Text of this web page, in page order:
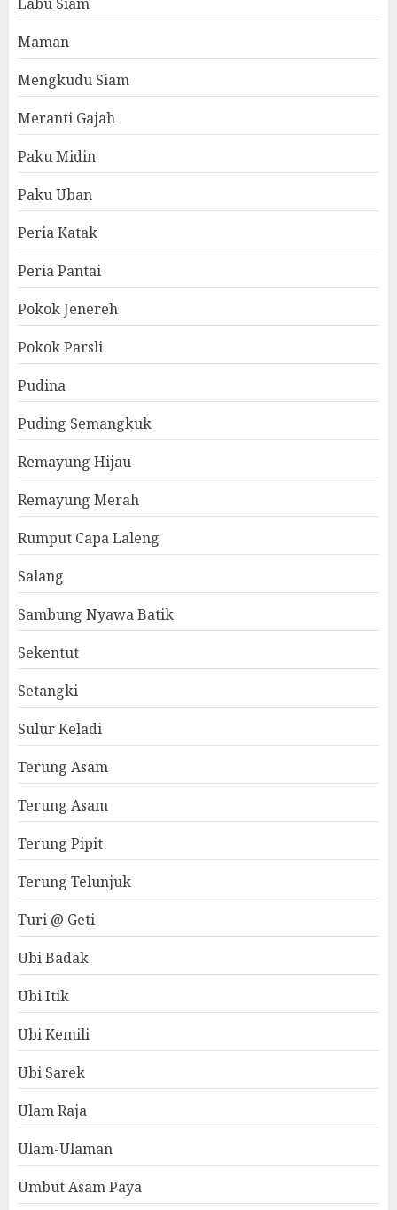
Maman
Mengkudu Siam
Meranti Gajah
Paku Midin
Paku Uban
Peria Katak
Peria Pantai
Pokok Jenereh
Pokok Parsli
Pudina
Puding Semangkuk
Remayung Hijau
Remayung Merah
Rumput Capa Laleng
Salang
Sambung Nyawa Batik
Sekentut
Setangki
Sulur Keladi
Terung Asam
Terung Asam
Terung Pipit
Terung Telunjuk
Turi @ Geti
Ubi Badak
Ubi Itik
Ubi Kemili
Ubi Sarek
Ulam Raja
Ulam-Ulaman
Umbut Asam Paya